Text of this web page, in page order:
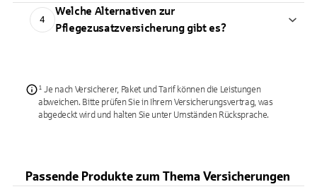
4
Welche Alternativen zur
Pflegezusatzversicherung gibt es?
¹ Je nach Versicherer, Paket und Tarif können die Leistungen
abweichen. Bitte prüfen Sie in Ihrem Versicherungsvertrag, was
abgedeckt wird und halten Sie unter Umständen Rücksprache.
Passende Produkte zum Thema Versicherungen